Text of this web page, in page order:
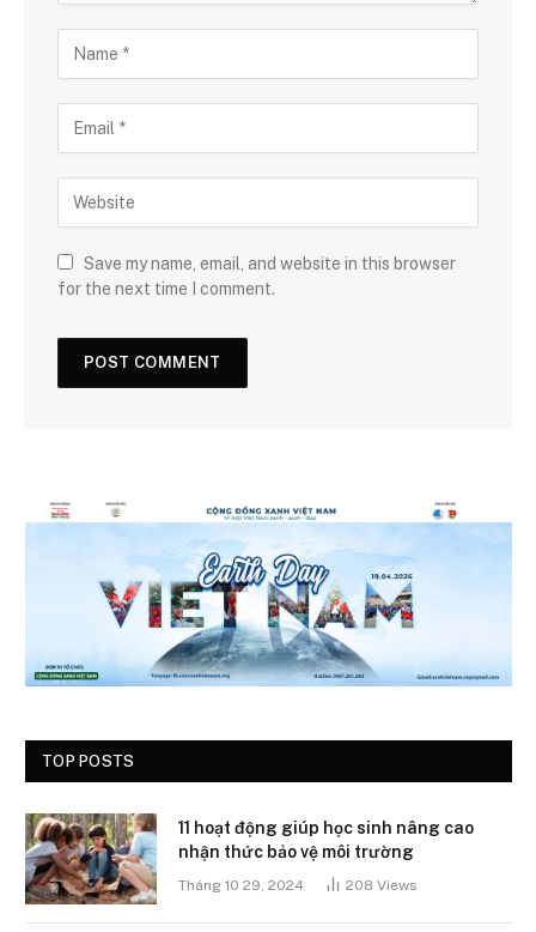
Save my name, email, and website in this browser
for the next time I comment.
TOP POSTS
11 hoạt động giúp học sinh nâng cao
nhận thức bảo vệ môi trường
Tháng 10 29, 2024 208 Views